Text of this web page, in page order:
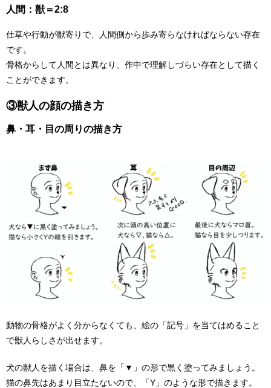
人間：獣＝2:8
仕草や行動が獣寄りで、人間側から歩み寄らなければならない存在
です。
骨格からして人間とは異なり、作中で理解しづらい存在として描く
ことができます。
③獣人の顔の描き方
鼻・耳・目の周りの描き方
動物の骨格がよく分からなくても、絵の「記号」を当てはめること
で獣人らしさが出せます。
犬の獣人を描く場合は、鼻を「▼」の形で黒く塗ってみましょう。
猫の鼻先はあまり目立たないので、「Y」のような形で描きます。